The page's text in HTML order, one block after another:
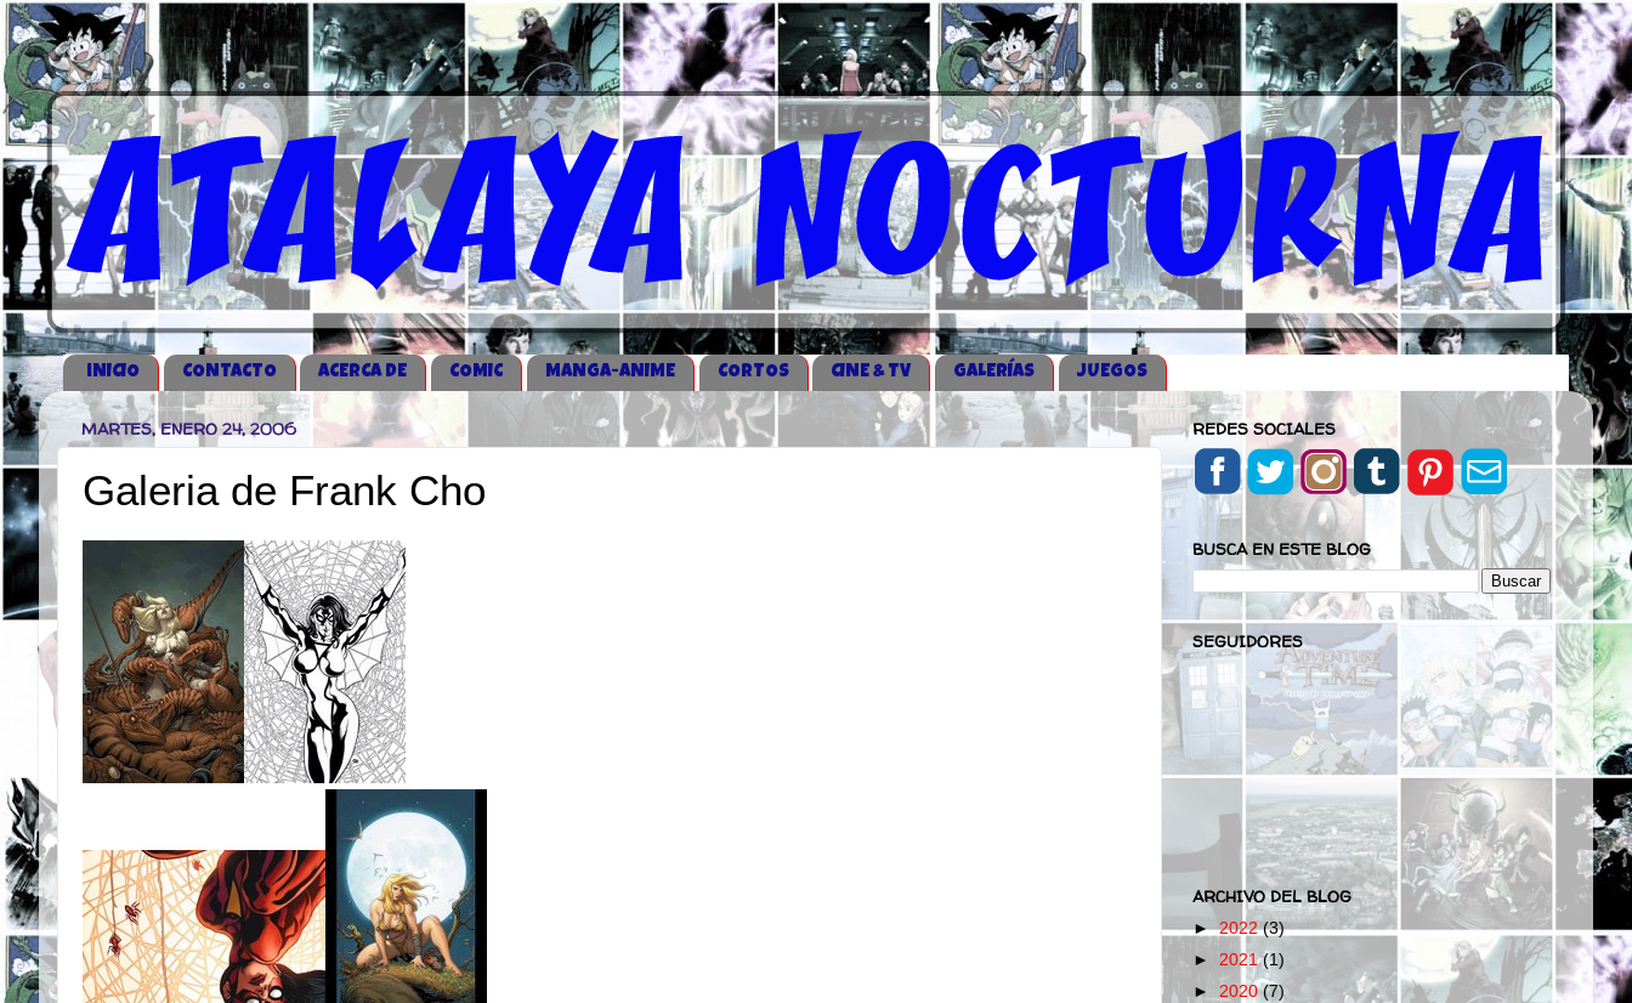
iNICIO CONTACTO ACERCA DE COMIC MANGA-ANIME CORTOS CINE & TV GALERÍAS JUEGOS
MARTES, ENERO 24, 2006
Galeria de Frank Cho
REDES SOCIALES
BUSCA EN ESTE BLOG
SEGUIDORES
ARCHIVO DEL BLOG
►2022(3)
► 2021(1)
► 2020(7)